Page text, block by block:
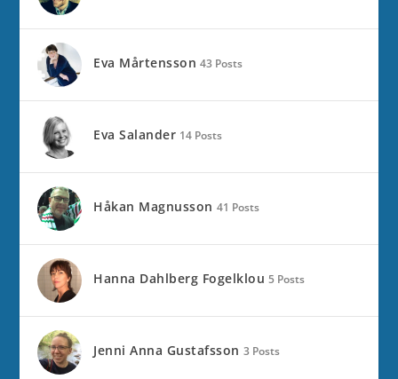
Eva Mårtensson 43 Posts
Eva Salander 14 Posts
Håkan Magnusson 41 Posts
Hanna Dahlberg Fogelklou 5 Posts
Jenni Anna Gustafsson 3 Posts